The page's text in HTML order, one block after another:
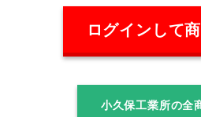
ログインして
小久保工業所の全